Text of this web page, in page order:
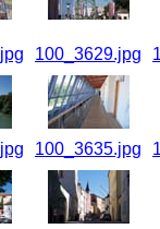
100_3629.jpg
100_3635.jpg